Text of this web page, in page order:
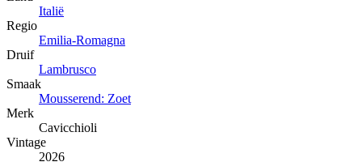
Italië
Regio
Emilia-Romagna
Druif
Lambrusco
Smaak
Mousserend: Zoet
Merk
Cavicchioli
Vintage
2026